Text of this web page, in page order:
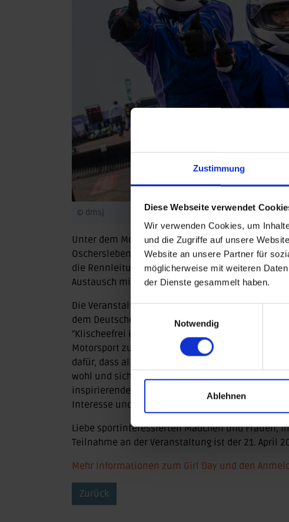
Zustimmung
Diese Webseite verwendet
Wir verwenden Cookies, um
und die Zugriffe auf unsere
Website an unsere Partner für
möglicherweise mit weiteren
der Dienste gesammelt haben.
Notwendig
Ablehnen
© dmsj
Unter dem Motto "Blick hinter die Kulissen"
Oschersleben die Möglichkeit, den Ablauf einer
die Rennleitung zu erhalten und verschiedene
Austausch mit Frauen, die bereits im Motorsport
Die Veranstaltung wird von der dmsj gemeinsam
dem Deutschen Olympischen Sportbund (DOSB),
"Klischeefrei im Sport" organisiert. Ziel ist es,
Motorsport zu begeistern und Barrieren
dafür, dass alle Teilnehmerinnen die
wohl und sicher fühlen. Der Girls Day 2024 in
inspirierendes Erlebnis für alle
Interesse und die Beteiligung von Frauen am
Liebe sportinteressierten Mädchen und Frauen,
Teilnahme an der Veranstaltung ist der 21. April
Mehr Informationen zum Girl Day und den
Zurück